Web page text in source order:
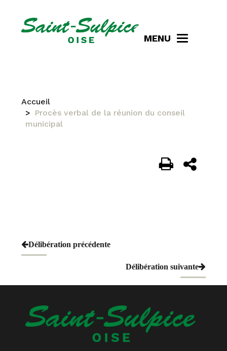
MENU
Accueil
Procès verbal de la réunion du conseil
municipal
PROCÈS VERBAL DE LA
Navigation
l’article
Délibération précédente
Délibération suivante